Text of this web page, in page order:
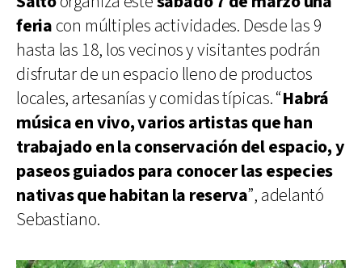
feria con múltiples actividades. Desde las 9
hasta las 18, los vecinos y visitantes podrán
disfrutar de un espacio lleno de productos
locales, artesanías y comidas típicas. “Habrá
música en vivo, varios artistas que han
trabajado en la conservación del espacio, y
paseos guiados para conocer las especies
nativas que habitan la reserva”, adelantó
Sebastiano.